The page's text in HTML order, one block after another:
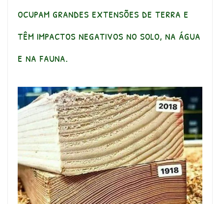
ocupam grandes extensões de terra e
têm impactos negativos no solo, na água
e na fauna.